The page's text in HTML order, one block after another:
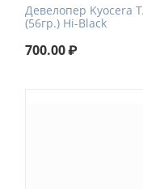
Девелопер Kyocera
(56гр.) Hi-Black
700.00₽